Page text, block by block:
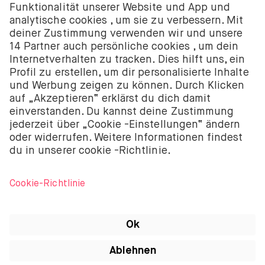
niederländischen Handelskammer registriert unter
der Nummer 58403949. BUX B.V. wird von der
Niederländischen Aufsichtsbehörde für die
Finanzmärkte (Autoriteit Financiële Markten – AFM)
autorisiert und reguliert.
BUX B.V. bietet keine Anlageberatung an und Anleger
sollten entweder ihre eigenen Entscheidungen
treffen oder unabhängige Beratung in Anspruch
nehmen. Investitionen sind mit Risiken verbunden.
Der Wert von Investitionen kann sowohl steigen als
iTunes sind Marken von Apple Inc., die in den USA
Marke von Apple Inc. App Store ist eine